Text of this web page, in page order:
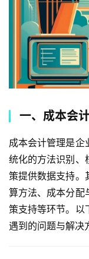
一、成本会
成本会计管理是企
统化的方法识别、
策提供数据支持。
算方法、成本分配
策支持等环节。以
遇到的问题与解决